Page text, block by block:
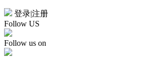
登录|注册
Follow US
Follow us on